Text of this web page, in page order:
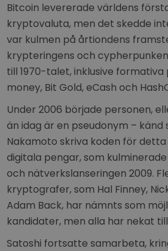
Bitcoin levererade världens
kryptovaluta, men det skedde
var kulmen på årtiondens
krypteringens och
till 1970-talet, inklusive
money, Bit Gold, eCash och
Under 2006 började personen,
än idag är en pseudonym – känd
Nakamoto skriva koden för
digitala pengar, som
och nätverkslanseringen 2009.
kryptografer, som Hal Finney,
Adam Back, har nämnts som
kandidater, men alla har nekat
Satoshi fortsatte samarbeta,